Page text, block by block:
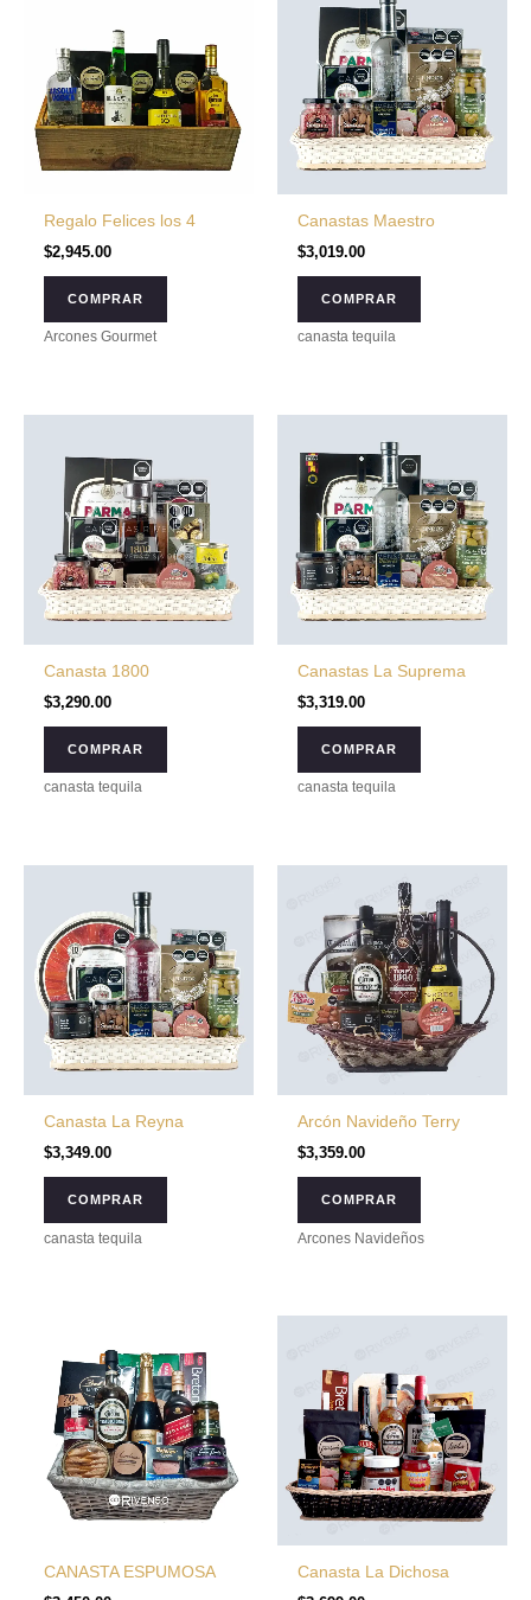
Regalo Felices los 4
$2,945.00
COMPRAR
Arcones Gourmet
Canastas Maestro
$3,019.00
COMPRAR
canasta tequila
Canasta 1800
$3,290.00
COMPRAR
canasta tequila
Canastas La Suprema
$3,319.00
COMPRAR
canasta tequila
Canasta La Reyna
$3,349.00
COMPRAR
canasta tequila
Arcón Navideño Terry
$3,359.00
COMPRAR
Arcones Navideños
CANASTA ESPUMOSA Canasta La Dichosa